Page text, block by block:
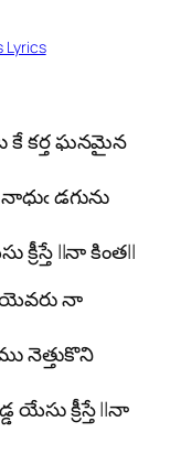
Lyrics
కే కర్త ఘనమైన
డగును
క్రీస్తే ||నా కింత||
యెవరు నా
నెత్తుకొని
యేసు క్రీస్తే ||నా